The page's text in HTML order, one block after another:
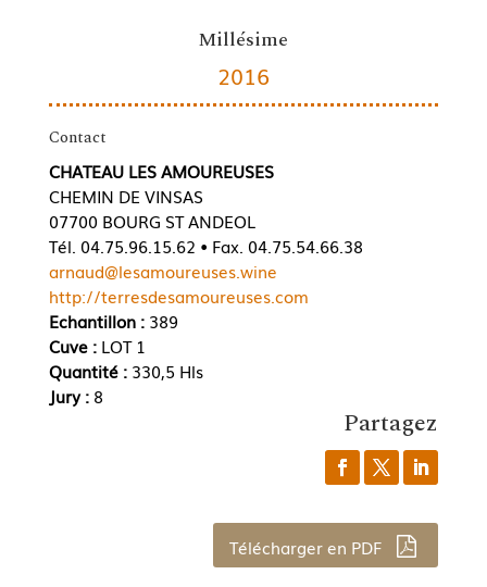
Millésime
2016
Contact
CHATEAU LES AMOUREUSES
CHEMIN DE VINSAS
07700 BOURG ST ANDEOL
Tél. 04.75.96.15.62 • Fax. 04.75.54.66.38
arnaud@lesamoureuses.wine
http://terresdesamoureuses.com
Echantillon :389
Cuve : LOT 1
Quantité : 330,5 Hls
Jury : 8
Partagez
Télécharger en PDF